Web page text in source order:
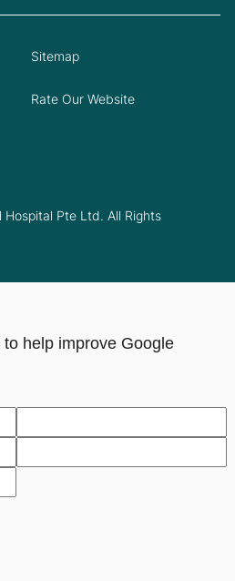
Pte Ltd. All Rights
Sitemap
Rate Our Website
help improve Google